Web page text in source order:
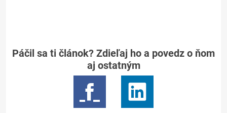
Páčil sa ti článok? Zdieľaj ho a povedz o ňom
aj ostatným